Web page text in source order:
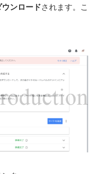
ンロードされます。こ